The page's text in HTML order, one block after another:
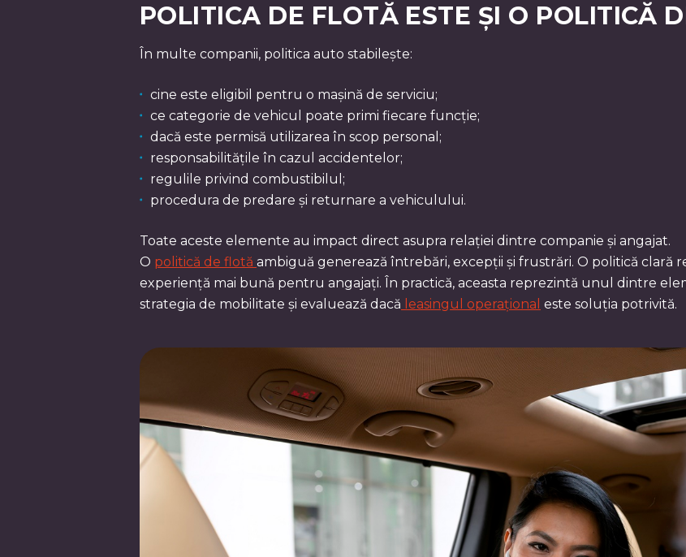
POLITICA DE FLOTĂ ESTE ȘI O POLITICĂ
În multe companii, politica auto stabilește:
cine este eligibil pentru o mașină de serviciu;
ce categorie de vehicul poate primi fiecare funcție;
dacă este permisă utilizarea în scop personal;
responsabilitățile în cazul accidentelor;
regulile privind combustibilul;
procedura de predare și returnare a vehiculului.
Toate aceste elemente au impact direct asupra relației dintre companie și angajat.
O politică de flotă ambiguă generează întrebări, excepții și frustrări. O politică
experiență mai bună pentru angajați. În practică, aceasta reprezintă unul dintre
strategia de mobilitate și evaluează dacă leasingul operațional este soluția potrivită.